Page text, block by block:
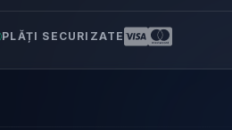
PLĂȚI SECURIZATE